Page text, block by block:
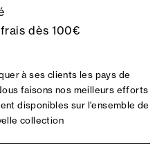
dès 100€
à ses clients les pays de
faisons nos meilleurs efforts
disponibles sur l'ensemble de
collection